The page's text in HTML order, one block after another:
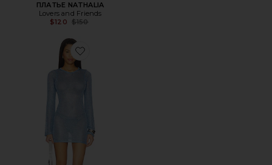
ПЛАТЬЕ NATHALIA
Lovers and Friends
$120 Previous price:
$150
Favorite ПЛАТЬЕ ARACELI